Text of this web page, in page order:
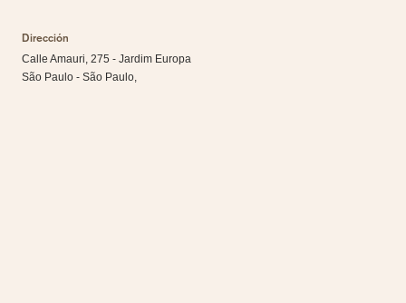
Dirección
Calle Amauri, 275 - Jardim Europa
São Paulo - São Paulo,